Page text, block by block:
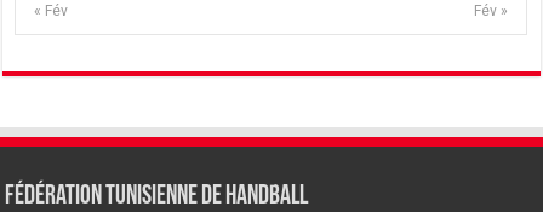
« Fév Fév »
Fédération tunisienne de Handball